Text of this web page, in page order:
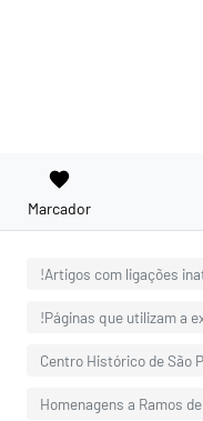
favorite
Marcador
!Artigos com ligações
!Páginas que utilizam a
Centro Histórico de São
Homenagens a Ramos